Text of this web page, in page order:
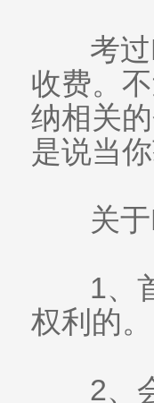
考过
收费。
纳相关
是说当
关于
1、
权利的。
2、